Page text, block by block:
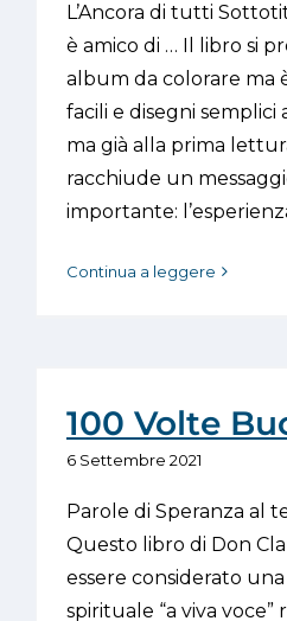
L’Ancora di tutti
è amico di … Il libro si
album da colorare ma
facili e disegni
ma già alla prima
racchiude un
importante:
Continua a leggere
100 Volte
6 Settembre 2021
Parole di Speranza al
Questo libro di Don
essere considerato
spirituale “a viva voce”